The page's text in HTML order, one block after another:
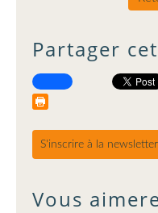
Partager
S'inscrire à la newsletter
Vous